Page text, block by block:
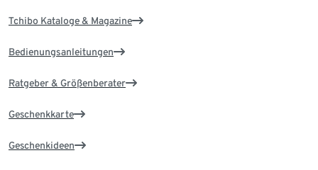
Tchibo Kataloge & Magazine
Bedienungsanleitungen
Ratgeber & Größenberater
Geschenkkarte
Geschenkideen